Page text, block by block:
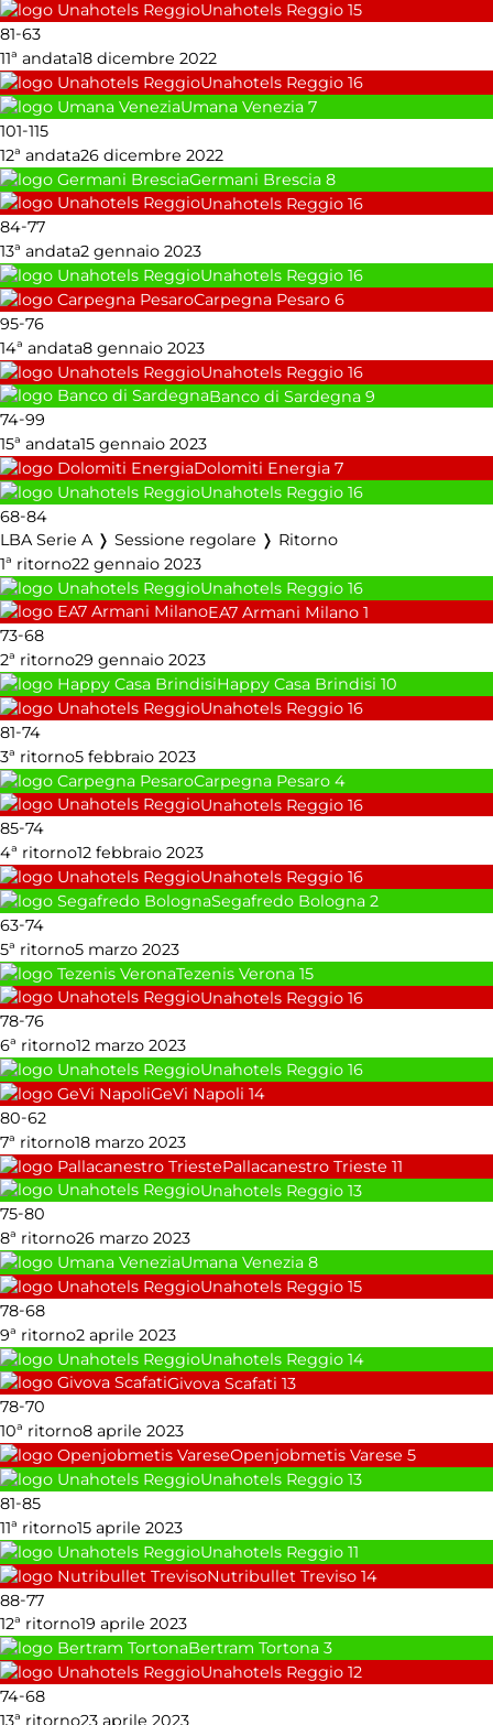
Unahotels Reggio 15
81-63
11ª andata18 dicembre 2022
Unahotels Reggio 16
Umana Venezia 7
101-115
12ª andata26 dicembre 2022
Germani Brescia 8
Unahotels Reggio 16
84-77
13ª andata2 gennaio 2023
Unahotels Reggio 16
Carpegna Pesaro 6
95-76
14ª andata8 gennaio 2023
Unahotels Reggio 16
Banco di Sardegna 9
74-99
15ª andata15 gennaio 2023
Dolomiti Energia 7
Unahotels Reggio 16
68-84
LBA Serie A ❭ Sessione regolare ❭ Ritorno
1ª ritorno22 gennaio 2023
Unahotels Reggio 16
EA7 Armani Milano 1
73-68
2ª ritorno29 gennaio 2023
Happy Casa Brindisi 10
Unahotels Reggio 16
81-74
3ª ritorno5 febbraio 2023
Carpegna Pesaro 4
Unahotels Reggio 16
85-74
4ª ritorno12 febbraio 2023
Unahotels Reggio 16
Segafredo Bologna 2
63-74
5ª ritorno5 marzo 2023
Tezenis Verona 15
Unahotels Reggio 16
78-76
6ª ritorno12 marzo 2023
Unahotels Reggio 16
GeVi Napoli 14
80-62
7ª ritorno18 marzo 2023
Pallacanestro Trieste 11
Unahotels Reggio 13
75-80
8ª ritorno26 marzo 2023
Umana Venezia 8
Unahotels Reggio 15
78-68
9ª ritorno2 aprile 2023
Unahotels Reggio 14
Givova Scafati 13
78-70
10ª ritorno8 aprile 2023
Openjobmetis Varese 5
Unahotels Reggio 13
81-85
11ª ritorno15 aprile 2023
Unahotels Reggio 11
Nutribullet Treviso 14
88-77
12ª ritorno19 aprile 2023
Bertram Tortona 3
Unahotels Reggio 12
74-68
13ª ritorno23 aprile 2023